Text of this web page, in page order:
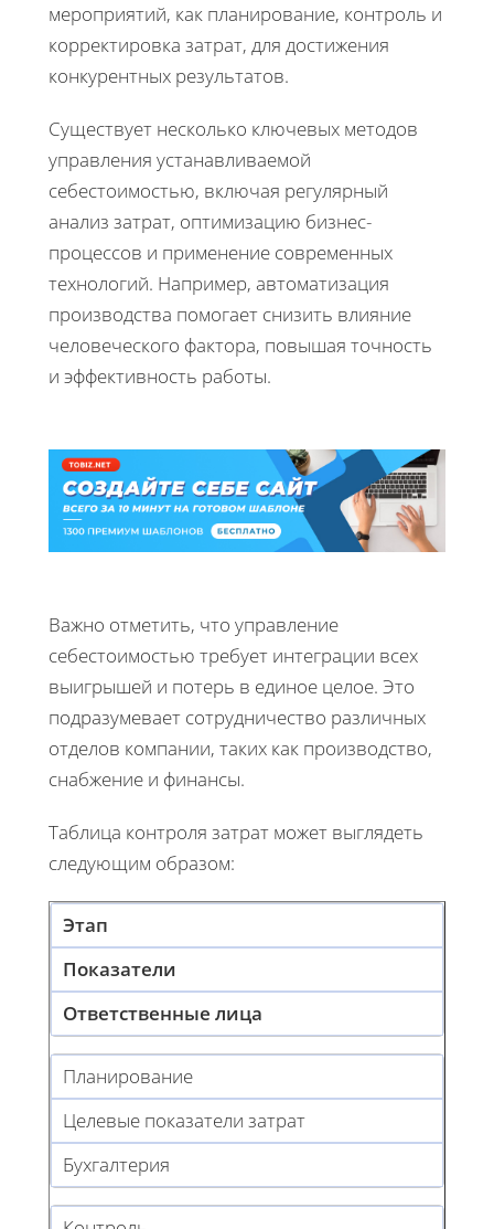
мероприятий, как планирование, контроль и
корректировка затрат, для достижения
конкурентных результатов.
Существует несколько ключевых методов
управления устанавливаемой
себестоимостью, включая регулярный
анализ затрат, оптимизацию бизнес-
процессов и применение современных
технологий. Например, автоматизация
производства помогает снизить влияние
человеческого фактора, повышая точность
и эффективность работы.
Важно отметить, что управление
себестоимостью требует интеграции всех
выигрышей и потерь в единое целое. Это
подразумевает сотрудничество различных
отделов компании, таких как производство,
снабжение и финансы.
Таблица контроля затрат может выглядеть
следующим образом:
Этап
Показатели
Ответственные лица
Планирование
Целевые показатели затрат
Бухгалтерия